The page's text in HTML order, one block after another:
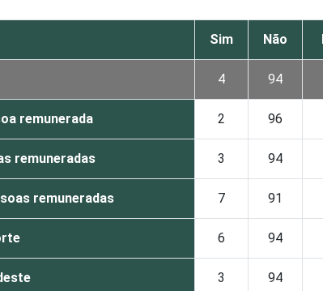
Sim Não
4 94
remunerada 2 96
remuneradas 3 94
remuneradas 7 91
6 94
3 94